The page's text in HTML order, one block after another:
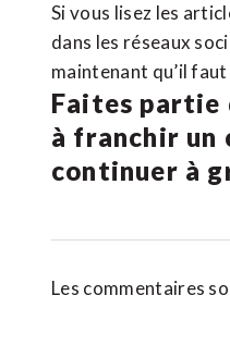
Si vous lisez les
dans les réseaux
maintenant qu’il
Faites partie
à franchir un
continuer à
Les commentaires